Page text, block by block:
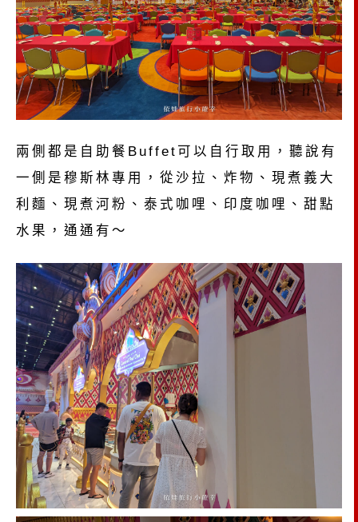
兩側都是自助餐Buffet可以自行取用，聽說有
一側是穆斯林專用，從沙拉、炸物、現煮義大
利麵、現煮河粉、泰式咖哩、印度咖哩、甜點
水果，通通有～